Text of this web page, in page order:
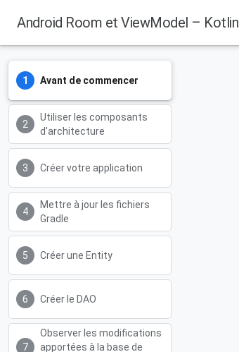
Android Room et ViewModel – Kotlin
Avant de commencer
Utiliser les composants
d'architecture
Créer votre application
Mettre à jour les fichiers
Gradle
Créer une Entity
Créer le DAO
Observer les modifications
apportées à la base de